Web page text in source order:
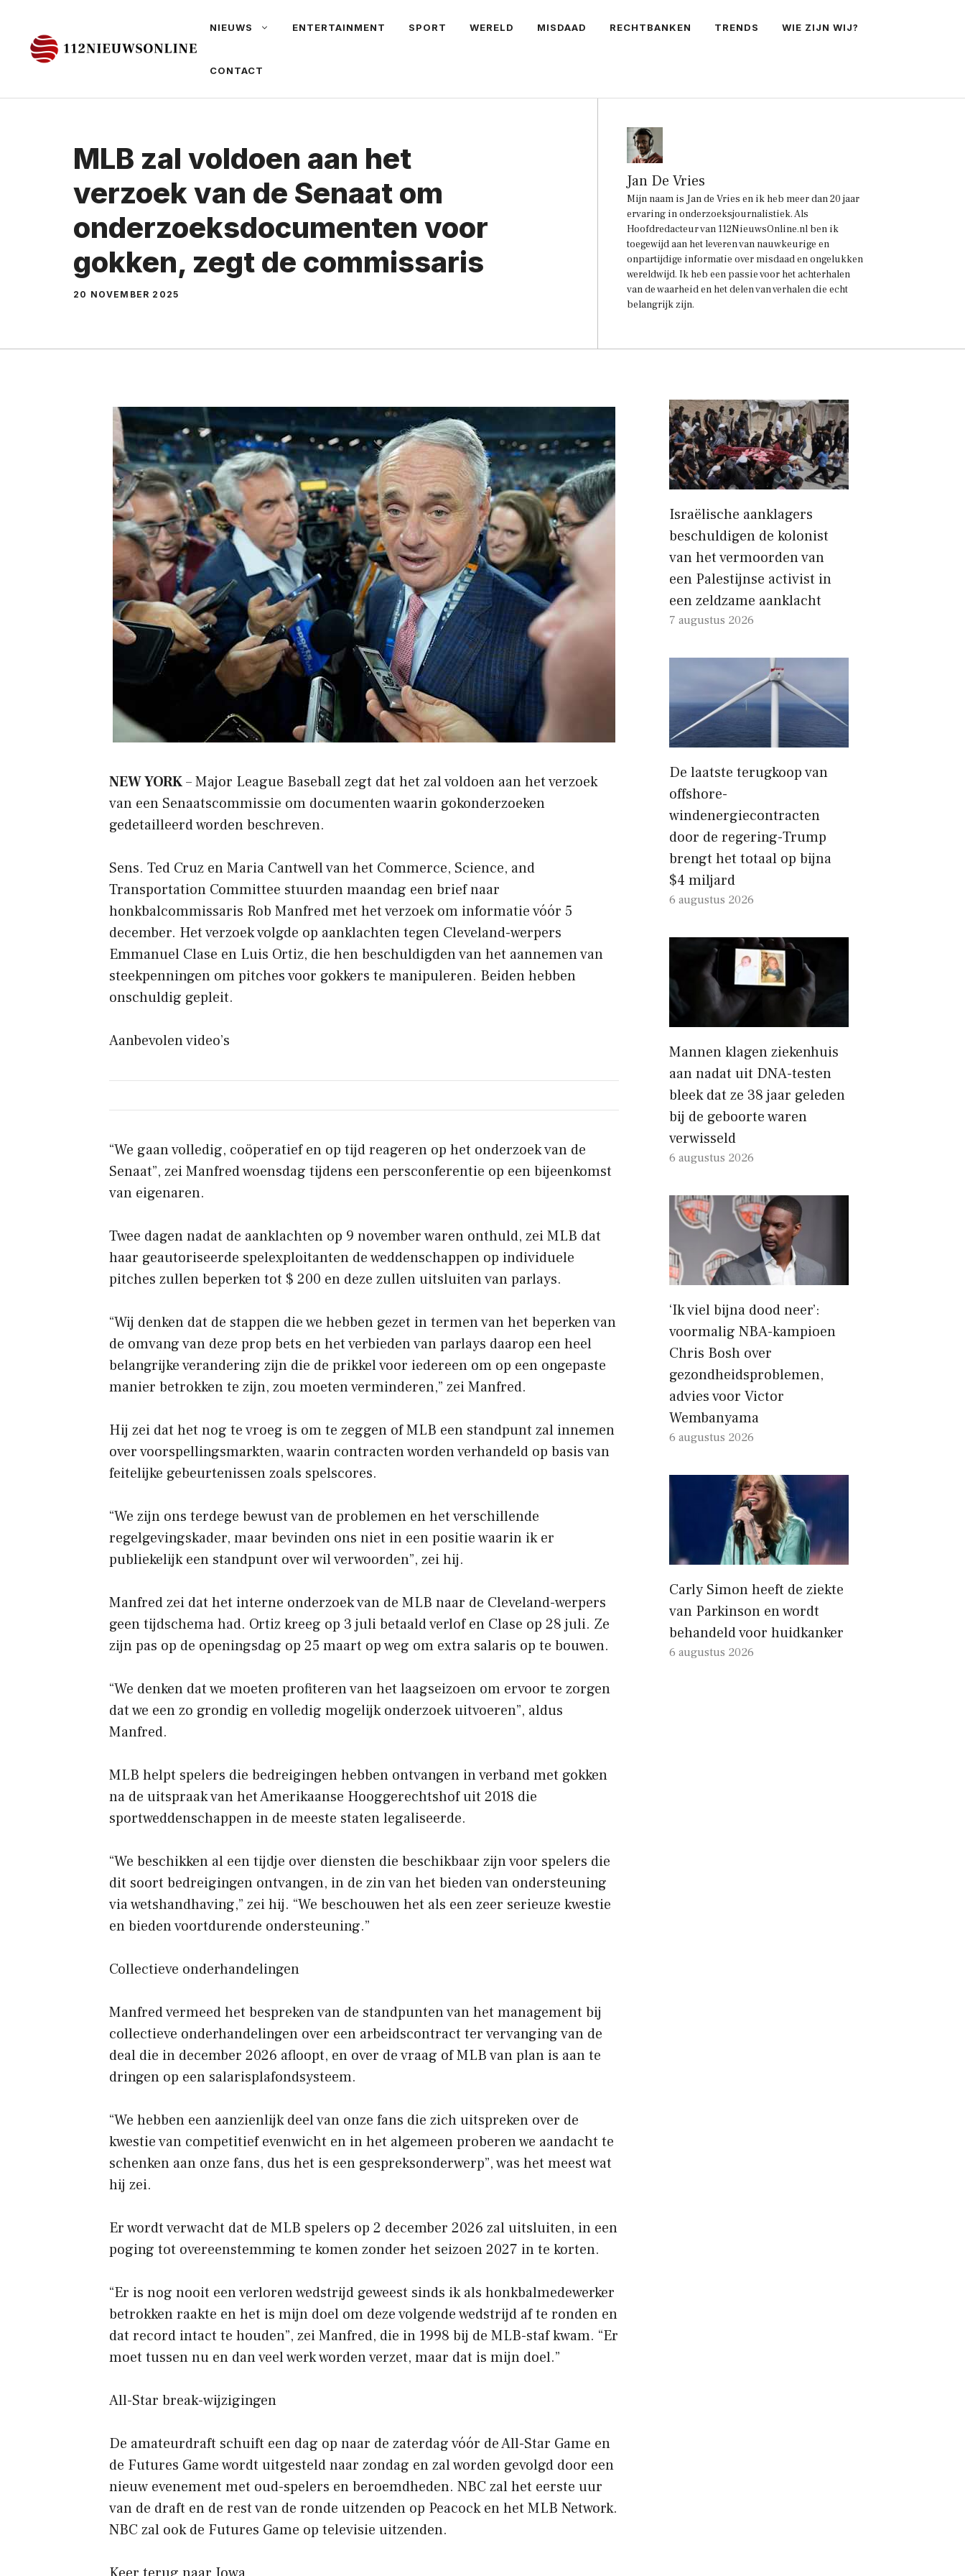
NIEUWS ENTERTAINMENT SPORT WERELD MISDAAD RECHTBANKEN TRENDS WIE ZIJN WIJ?
CONTACT
MLB zal voldoen aan het
verzoek van de Senaat om
onderzoeksdocumenten voor
gokken, zegt de commissaris
20 NOVEMBER 2025
Jan De Vries
Mijn naam is Jan de Vries en ik heb meer dan 20 jaar
ervaring in onderzoeksjournalistiek. Als
Hoofdredacteur van 112NieuwsOnline.nl ben ik
toegewijd aan het leveren van nauwkeurige en
onpartijdige informatie over misdaad en ongelukken
wereldwijd. Ik heb een passie voor het achterhalen
van de waarheid en het delen van verhalen die echt
belangrijk zijn.
NEW YORK– Major League Baseball zegt dat het zal voldoen aan het verzoek
van een Senaatscommissie om documenten waarin gokonderzoeken
gedetailleerd worden beschreven.
Sens. Ted Cruz en Maria Cantwell van het Commerce, Science, and
Transportation Committee stuurden maandag een brief naar
honkbalcommissaris Rob Manfred met het verzoek om informatie vóór 5
december. Het verzoek volgde op aanklachten tegen Cleveland-werpers
Emmanuel Clase en Luis Ortiz, die hen beschuldigden van het aannemen van
steekpenningen om pitches voor gokkers te manipuleren. Beiden hebben
onschuldig gepleit.
Aanbevolen video’s
“We gaan volledig, coöperatief en op tijd reageren op het onderzoek van de
Senaat”, zei Manfred woensdag tijdens een persconferentie op een bijeenkomst
van eigenaren.
Twee dagen nadat de aanklachten op 9 november waren onthuld, zei MLB dat
haar geautoriseerde spelexploitanten de weddenschappen op individuele
pitches zullen beperken tot $ 200 en deze zullen uitsluiten van parlays.
“Wij denken dat de stappen die we hebben gezet in termen van het beperken van
de omvang van deze prop bets en het verbieden van parlays daarop een heel
belangrijke verandering zijn die de prikkel voor iedereen om op een ongepaste
manier betrokken te zijn, zou moeten verminderen,” zei Manfred.
Hij zei dat het nog te vroeg is om te zeggen of MLB een standpunt zal innemen
over voorspellingsmarkten, waarin contracten worden verhandeld op basis van
feitelijke gebeurtenissen zoals spelscores.
“We zijn ons terdege bewust van de problemen en het verschillende
regelgevingskader, maar bevinden ons niet in een positie waarin ik er
publiekelijk een standpunt over wil verwoorden”, zei hij.
Manfred zei dat het interne onderzoek van de MLB naar de Cleveland-werpers
geen tijdschema had. Ortiz kreeg op 3 juli betaald verlof en Clase op 28 juli. Ze
zijn pas op de openingsdag op 25 maart op weg om extra salaris op te bouwen.
“We denken dat we moeten profiteren van het laagseizoen om ervoor te zorgen
dat we een zo grondig en volledig mogelijk onderzoek uitvoeren”, aldus
Manfred.
MLB helpt spelers die bedreigingen hebben ontvangen in verband met gokken
na de uitspraak van het Amerikaanse Hooggerechtshof uit 2018 die
sportweddenschappen in de meeste staten legaliseerde.
“We beschikken al een tijdje over diensten die beschikbaar zijn voor spelers die
dit soort bedreigingen ontvangen, in de zin van het bieden van ondersteuning
via wetshandhaving,” zei hij. “We beschouwen het als een zeer serieuze kwestie
en bieden voortdurende ondersteuning.”
Collectieve onderhandelingen
Manfred vermeed het bespreken van de standpunten van het management bij
collectieve onderhandelingen over een arbeidscontract ter vervanging van de
deal die in december 2026 afloopt, en over de vraag of MLB van plan is aan te
dringen op een salarisplafondsysteem.
“We hebben een aanzienlijk deel van onze fans die zich uitspreken over de
kwestie van competitief evenwicht en in het algemeen proberen we aandacht te
schenken aan onze fans, dus het is een gespreksonderwerp”, was het meest wat
hij zei.
Er wordt verwacht dat de MLB spelers op 2 december 2026 zal uitsluiten, in een
poging tot overeenstemming te komen zonder het seizoen 2027 in te korten.
“Er is nog nooit een verloren wedstrijd geweest sinds ik als honkbalmedewerker
betrokken raakte en het is mijn doel om deze volgende wedstrijd af te ronden en
dat record intact te houden”, zei Manfred, die in 1998 bij de MLB-staf kwam. “Er
moet tussen nu en dan veel werk worden verzet, maar dat is mijn doel.”
All-Star break-wijzigingen
De amateurdraft schuift een dag op naar de zaterdag vóór de All-Star Game en
de Futures Game wordt uitgesteld naar zondag en zal worden gevolgd door een
nieuw evenement met oud-spelers en beroemdheden. NBC zal het eerste uur
van de draft en de rest van de ronde uitzenden op Peacock en het MLB Network.
NBC zal ook de Futures Game op televisie uitzenden.
Israëlische aanklagers
beschuldigen de kolonist
van het vermoorden van
een Palestijnse activist in
een zeldzame aanklacht
7 augustus 2026
De laatste terugkoop van
offshore-
windenergiecontracten
door de regering-Trump
brengt het totaal op bijna
$4 miljard
6 augustus 2026
Mannen klagen ziekenhuis
aan nadat uit DNA-testen
bleek dat ze 38 jaar geleden
bij de geboorte waren
verwisseld
6 augustus 2026
‘Ik viel bijna dood neer’:
voormalig NBA-kampioen
Chris Bosh over
gezondheidsproblemen,
advies voor Victor
Wembanyama
6 augustus 2026
Carly Simon heeft de ziekte
van Parkinson en wordt
behandeld voor huidkanker
6 augustus 2026